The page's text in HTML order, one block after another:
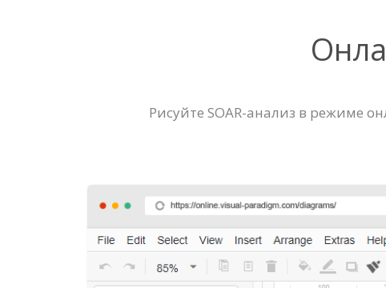
Рисуйте SOAR-анализ в режиме